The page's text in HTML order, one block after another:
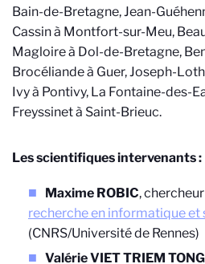
Bain-de-Bretagne, Jean-
Cassin à Montfort-sur-Meu,
Magloire à Dol-de-Bretagne,
Brocéliande à Guer, Joseph-
Ivy à Pontivy, La Fontaine-des-
Freyssinet à Saint-Brieuc.
Les scientifiques intervenants :
Maxime ROBIC, chercheur
recherche en informatique et
(CNRS/Université de Rennes)
Valérie VIET TRIEM TONG